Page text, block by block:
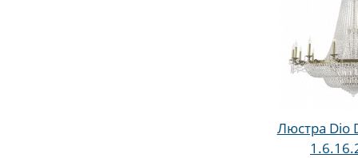
Люстра Dio